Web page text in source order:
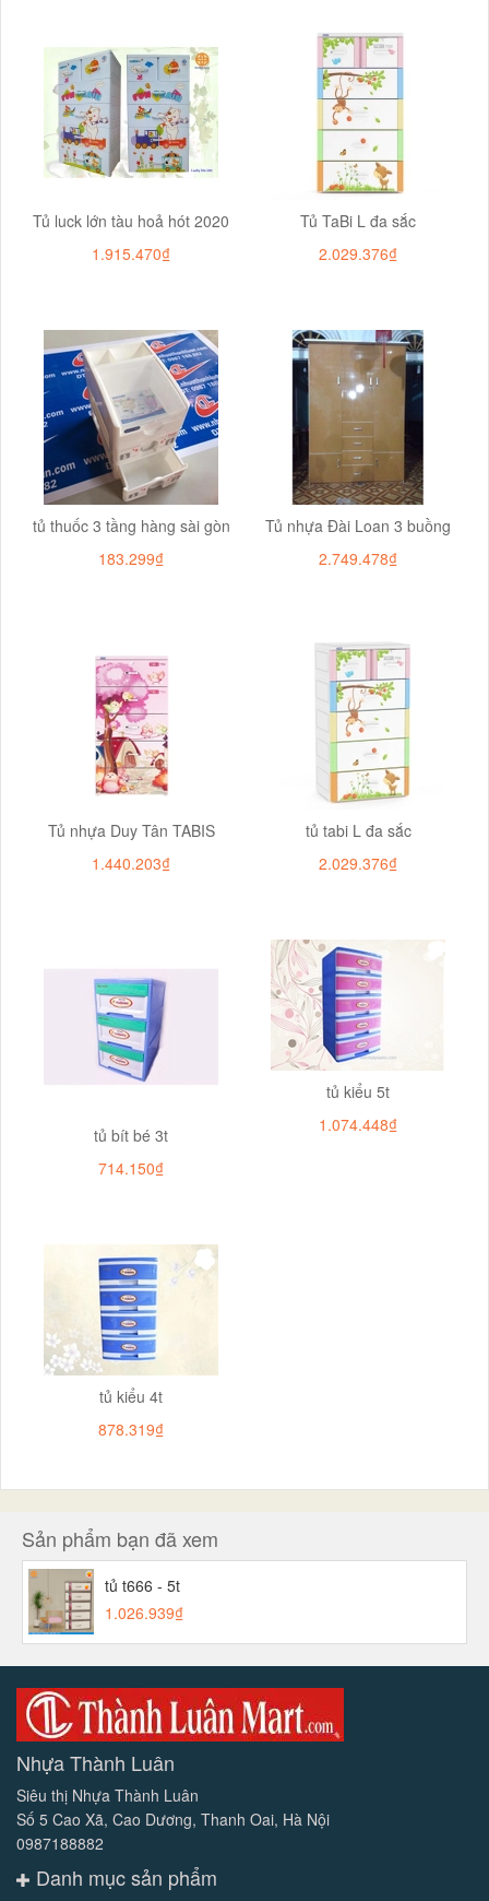
Tủ luck lớn tàu hoả hót 2020
1.915.470₫
Tủ TaBi L đa sắc
2.029.376₫
tủ thuốc 3 tầng hàng sài gòn
183.299₫
Tủ nhựa Đài Loan 3 buồng
2.749.478₫
Tủ nhựa Duy Tân TABIS
1.440.203₫
tủ tabi L đa sắc
2.029.376₫
tủ bít bé 3t
714.150₫
tủ kiểu 5t
1.074.448₫
tủ kiểu 4t
878.319₫
Sản phẩm bạn đã xem
tủ t666 - 5t
1.026.939₫
Nhựa Thành Luân
Siêu thị Nhựa Thành Luân
Số 5 Cao Xã, Cao Dương, Thanh Oai, Hà Nội
0987188882
Danh mục sản phẩm